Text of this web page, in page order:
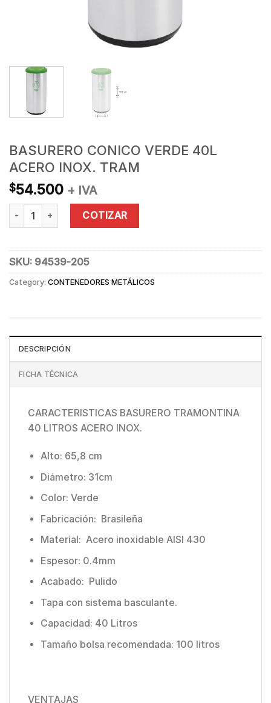
BASURERO CONICO VERDE 40L
ACERO INOX. TRAM
$54.500 + IVA
BASURERO CONICO VERDE 40L ACERO INOX. TRAM quantity
COTIZAR
SKU: 94539-205
Category: CONTENEDORES METÁLICOS
DESCRIPCIÓN
FICHA TÉCNICA
CARACTERISTICAS BASURERO TRAMONTINA
40 LITROS ACERO INOX.
Alto: 65,8 cm
Diámetro: 31cm
Color: Verde
Fabricación: Brasileña
Material: Acero inoxidable AISI 430
Espesor: 0.4mm
Acabado: Pulido
Tapa con sistema basculante.
Capacidad: 40 Litros
Tamaño bolsa recomendada: 100 litros
VENTAJAS